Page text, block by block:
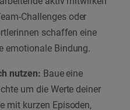
Challenges oder
schaffen eine
emotionale Bindung.
nutzen: Baue eine
um die Werte deiner
mit kurzen Episoden,